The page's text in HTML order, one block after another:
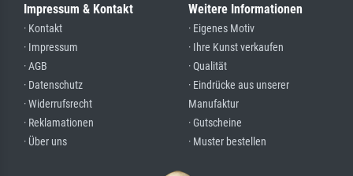
Impressum & Kontakt
· Kontakt
· Impressum
· AGB
· Datenschutz
· Widerrufsrecht
· Reklamationen
· Über uns
Weitere Informationen
· Eigenes Motiv
· Ihre Kunst verkaufen
· Qualität
· Eindrücke aus unserer
Manufaktur
· Gutscheine
· Muster bestellen